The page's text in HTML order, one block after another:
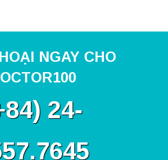
NGAY CHO
24-